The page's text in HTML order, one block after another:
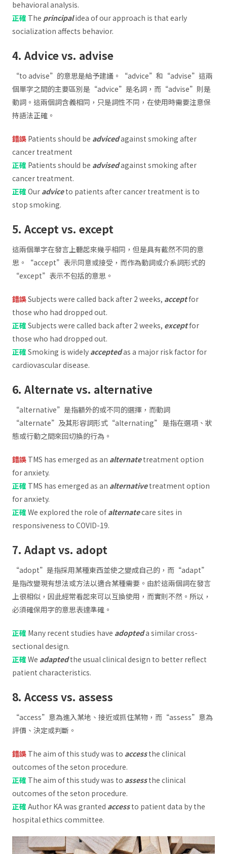
behavioral analysis.
正確 The principalidea of our approach is that early
socialization affects behavior.
4. Advice vs. advise
“to advise”的意思是給予建議。“advice”和“advise”這兩
個單字之間的主要區別是“advice”是名詞，而“advise”則是
動詞。這兩個詞含義相同，只是詞性不同，在使用時需要注意保
持語法正確。
錯誤 Patients should be advicedagainst smoking after
cancer treatment
正確 Patients should be advisedagainst smoking after
cancer treatment.
正確 Our adviceto patients after cancer treatment is to
stop smoking.
5. Accept vs. except
這兩個單字在發言上聽起來幾乎相同，但是具有截然不同的意
思。“accept”表示同意或接受，而作為動詞或介系詞形式的
“except”表示不包括的意思。
錯誤Subjects were called back after 2 weeks, acceptfor
those who had dropped out.
正確 Subjects were called back after 2 weeks, exceptfor
those who had dropped out.
正確 Smoking is widely acceptedas a major risk factor for
cardiovascular disease.
6. Alternate vs. alternative
“alternative”是指額外的或不同的選擇，而動詞
“alternate”及其形容詞形式“alternating” 是指在選項、狀
態或行動之間來回切換的行為。
錯誤 TMS has emerged as an alternatetreatment option
for anxiety.
正確 TMS has emerged as an alternativetreatment option
for anxiety.
正確 We explored the role ofalternatecare sites in
responsiveness to COVID-19.
7. Adapt vs. adopt
“adopt”是指採用某種東西並使之變成自己的，而“adapt”
是指改變現有想法或方法以適合某種需要。由於這兩個詞在發言
上很相似，因此經常看起來可以互換使用，而實則不然。所以，
必須確保用字的意思表達準確。
正確 Many recent studies have adopteda similar cross-
sectional design.
正確 We adaptedthe usual clinical design to better reflect
patient characteristics.
8. Access vs. assess
“access”意為進入某地、接近或抓住某物，而“assess”意為
評價、決定或判斷。
錯誤 The aim of this study was to accessthe clinical
outcomes of the seton procedure.
正確 The aim of this study was to assessthe clinical
outcomes of the seton procedure.
正確 Author KA was granted accessto patient data by the
hospital ethics committee.